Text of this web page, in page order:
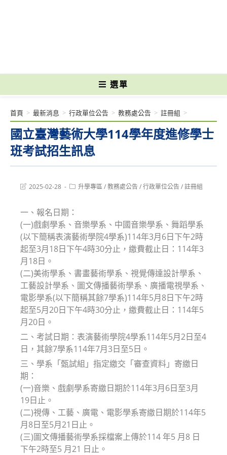
選單
國立臺灣藝術大學114學年度進修學士
班考試招生訊息
首頁 > 最新消息 > 行政單位公告 > 教務處公告 > 註冊組 >
Post2025-02-28
Post升學專區/教務處公告/行政單位公告/註冊組
一、報名日期：
(一)戲劇學系、音樂學系、中國音樂學系、舞蹈學系
(以下簡稱表演藝術學院4學系)114年3月6日下午2時
起至3月18日下午4時30分止，繳費截止日：114年3
月18日。
(二)美術學系、書畫藝術學系、視覺傳達設計學系、
工藝設計學系、圖文傳播藝術學系、廣播電視學系、
電影學系(以下簡稱其餘7學系)114年5月8日下午2時
起至5月20日下午4時30分止，繳費截止日：114年5
月20日。
二、考試日期：表演藝術學院4學系114年5月2日至4
日，其餘7學系114年7月3日至5日。
三、學系「甄試組」指定繳交「審查資料」寄繳日
期：
(一)音樂、戲劇學系寄繳日期於114年3月6日至3月
19日止。
(二)視傳、工藝、廣電、電影學系寄繳日期於114年5
月8日至5月21日止。
(三)圖文傳播藝術學系採檔案上傳於114 年5 月8 日
下午2時至5 月21 日止。